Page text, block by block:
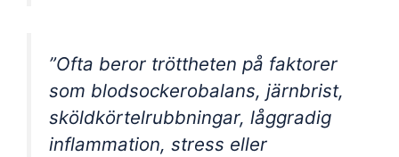
”Ofta beror tröttheten på faktorer
som blodsockerobalans, järnbrist,
sköldkörtelrubbningar, låggradig
inflammation, stress eller